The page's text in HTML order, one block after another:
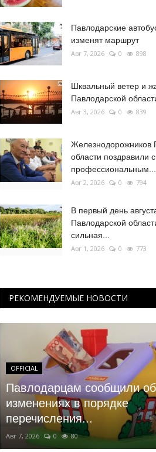
Павлодарские
изменят маршрут
Авг 7, 2026 0 898
Шквальный ветер и
Павлодарской
Авг 3, 2026 0 839
Железнодорожников
области поздравили с
профессиональным...
Авг 2, 2026 0 794
В первый день
Павлодарской
сильная...
Авг 1, 2026 0 773
РЕКОМЕНДУЕМЫЕ НОВОСТИ
OFFICIAL
Павлодарцам сообщили об
изменениях в порядке
перечисления...
Авг 7, 2026 0 80